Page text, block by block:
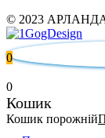
© 2023 АРЛАНДА
0
0
Кошик
Кошик порожній